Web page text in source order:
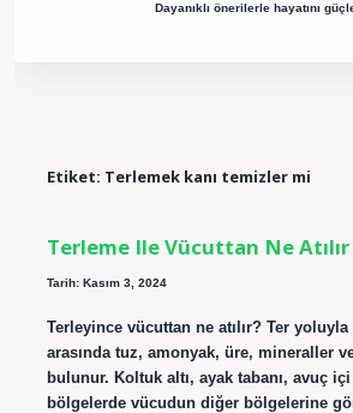
Dayanıklı önerilerle hayatını
Etiket: Terlemek kanı temizler mi
Terleme Ile Vücuttan Ne Atılır
Tarih: Kasım 3, 2024
Terleyince vücuttan ne atılır? Ter yoluyla
arasında tuz, amonyak, üre, mineraller
bulunur. Koltuk altı, ayak tabanı, avuç
bölgelerde vücudun diğer bölgelerine